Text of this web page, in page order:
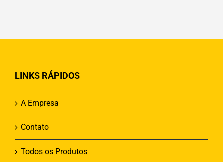
LINKS RÁPIDOS
A Empresa
Contato
Todos os Produtos